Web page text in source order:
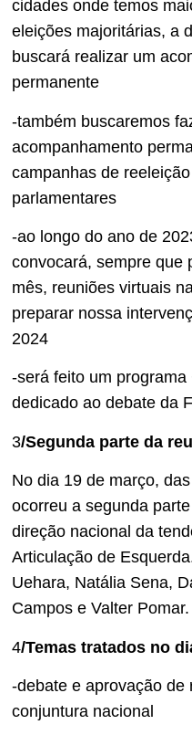
cidades onde temos
eleições majoritárias, a
buscará realizar um
permanente
-também buscaremos
acompanhamento
campanhas de
parlamentares
-ao longo do ano de
convocará, sempre que
mês, reuniões virtuais
preparar nossa
2024
-será feito um programa
dedicado ao debate da
3/Segunda parte da
No dia 19 de março,
ocorreu a segunda
direção nacional da
Articulação de
Uehara, Natália Sena,
Campos e Valter Pomar.
4/Temas tratados no
-debate e aprovação de
conjuntura nacional